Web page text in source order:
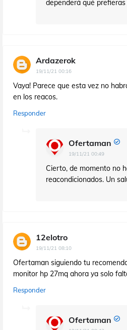
dependerá qué
Ardazerok
19/11/21 00:16
Vaya! Parece que esta vez no
en los reacos.
Responder
Ofertaman
19/11/21 00:49
Cierto, de momento no
reacondicionados. Un
12elotro
19/11/21 08:10
Ofertaman siguiendo tu
monitor hp 27mq ahora ya solo
Responder
Ofertaman